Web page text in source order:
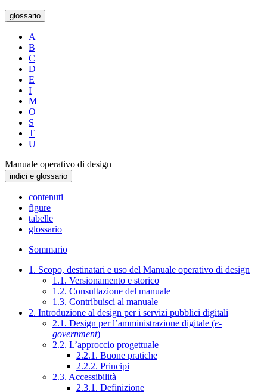
glossario
A
B
C
D
E
I
M
O
S
T
U
Manuale operativo di design
indici e glossario
contenuti
figure
tabelle
glossario
Sommario
1. Scopo, destinatari e uso del Manuale operativo di design
1.1. Versionamento e storico
1.2. Consultazione del manuale
1.3. Contribuisci al manuale
2. Introduzione al design per i servizi pubblici digitali
2.1. Design per l’amministrazione digitale (e-
government)
2.2. L’approccio progettuale
2.2.1. Buone pratiche
2.2.2. Principi
2.3. Accessibilità
2.3.1. Definizione